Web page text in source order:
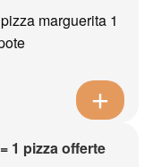
marguerita 1
1 pizza offerte